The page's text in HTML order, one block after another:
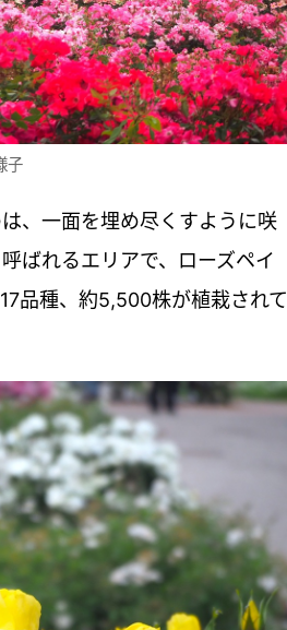
子
、一面を埋め尽くすように咲
ばれるエリアで、ローズペイ
品種、約5,500株が植栽されて